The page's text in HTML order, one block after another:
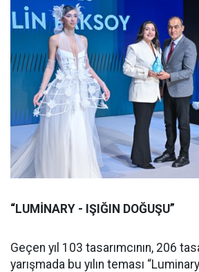
“LUMİNARY - IŞIĞIN DOĞUŞU”
Geçen yıl 103 tasarımcının, 206
yarışmada bu yılın teması